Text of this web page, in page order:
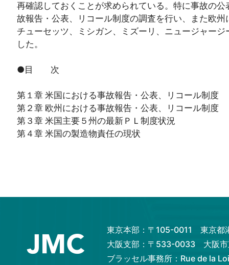
再確認しておくことが求められている。特に事故の
故報告・公表、リコール制度の調査を行い、また欧
チューセッツ、ミシガン、ミズーリ、ニュージャー
した。
●目 次
第１章 米国における事故報告・公表、リコール制度
第２章 欧州における事故報告・公表、リコール制度
第３章 米国主要５州の最新ＰＬ制度状況
第４章 米国の製造物責任の現状
東京本部：〒105-0011 東京都
大阪支部：〒533-0033 大阪市
ブラッセル事務所：Rue de la